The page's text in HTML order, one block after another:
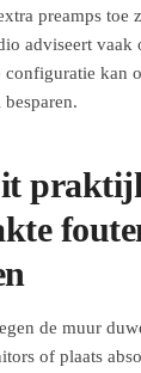
preamps toe
adviseert vaak
configuratie kan
de muur
of plaats